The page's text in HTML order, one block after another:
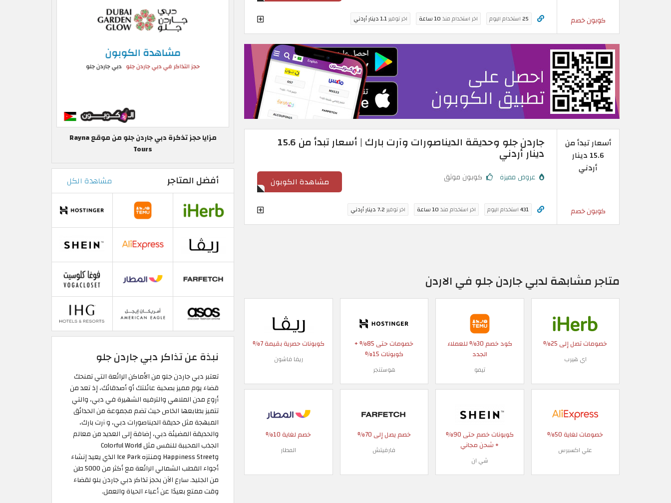
كوبون خصم 25استخدام اليوم اخر استخدام منذ10 ساعة اخر توفير1.1 دينار أردني
أسعار تبدأ من
15.6 دينار
أردني
كوبون خصم
جاردن جلو وحديقة الديناصورات وآرت بارك | أسعار تبدأ من 15.6
دينار أردني
عروض مميزة كوبون موثق مشاهدة الكوبون
431استخدام اليوم اخر استخدام منذ10 ساعة اخر توفير7.2 دينار أردني
متاجر مشابهة لدبي جاردن جلو في الاردن
خصومات تصل إلى 25%
اي هيرب
كود خصم 30% للعملاء
الجدد
تيمو
خصومات حتى 85% +
كوبونات 15%
هوستنجر
كوبونات حصرية بقيمة 7%
ريفا فاشون
خصومات لغاية 50%
علي اكسبرس
كوبونات خصم حتى 90%
+ شحن مجاني
شي ان
خصم يصل إلى 70%
فارفيتش
خصم لغاية 10%
المطار
مزايا حجز تذكرة دبي جاردن جلو من موقع Rayna
Tours
أفضل المتاجر مشاهدة الكل
نبذة عن تذاكر دبي جاردن جلو
تعتبر دبي جاردن جلو من الأماكن الرائعة التي تمنحك
قضاء يوم مميز بصحبة عائلتك أو أصدقائك، إذ تعد من
أروع مدن الملاهي والترفيه الشهيرة في دبي، والتي
تتميز بطابعها الخاص حيث تضم مجموعة من الحدائق
المبهجة مثل حديقة الديناصورات دبي، و آرت بارك،
والحديقة المضيئة دبي، إضافة إلى العديد من معالم
الجذب المحببة للنفس مثل Colorful World
وHappiness Street ومنتزه Ice Park الذي يعيد إنشاء
أجواء القطب الشمالي الرائعة مع أكثر من 5000 طن
من الجليد. سارع الآن بحجز تذاكر دبي جاردن بلو لقضاء
وقت ممتع بعيدًا عن أعباء الحياة والعمل.